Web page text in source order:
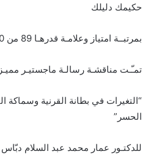
حكيمك دليلك
بمرتبــة امتياز وعلامـة قدرهـا 89 من 90🎖️
تمـّـت مناقشـة رسالـة ماجستيـر
“التغيرات في بطانة القرنية وسماكة
الحسر”
للدكتـور عمار محمد عبد السلام